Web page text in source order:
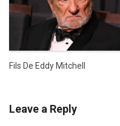
Fils De Eddy Mitchell
Leave a Reply